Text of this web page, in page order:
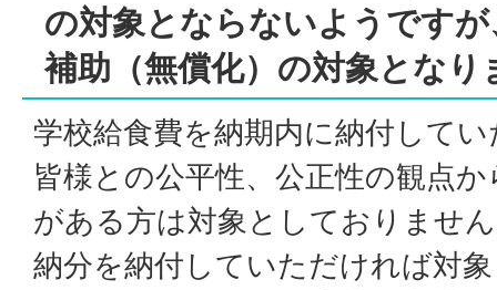
の対象とならないようです
補助（無償化）の対象となり
学校給食費を納期内に納付して
皆様との公平性、公正性の観点
がある方は対象としておりませ
納分を納付していただければ対